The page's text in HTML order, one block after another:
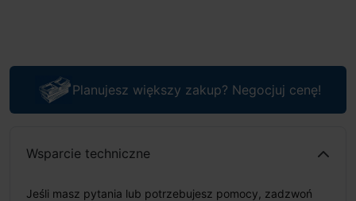
Planujesz większy zakup? Negocjuj cenę!
Wsparcie techniczne
Jeśli masz pytania lub potrzebujesz pomocy, zadzwoń